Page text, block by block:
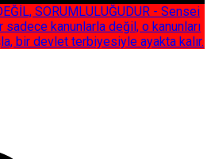
SORUMLULUĞUDUR - Sensei
kanunlarla değil, o kanunları
bir devlet terbiyesiyle ayakta kalır.